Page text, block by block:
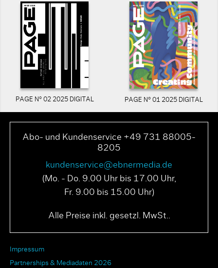
PAGE N° 02 2025 DIGITAL PAGE N° 01 2025 DIGITAL
Abo- und Kundenservice +49 731 88005-
8205
kundenservice@ebnermedia.de
(Mo. - Do. 9.00 Uhr bis 17.00 Uhr,
Fr. 9.00 bis 15.00 Uhr)
Alle Preise inkl. gesetzl. MwSt..
Impressum
Partnerships & Mediadaten 2026